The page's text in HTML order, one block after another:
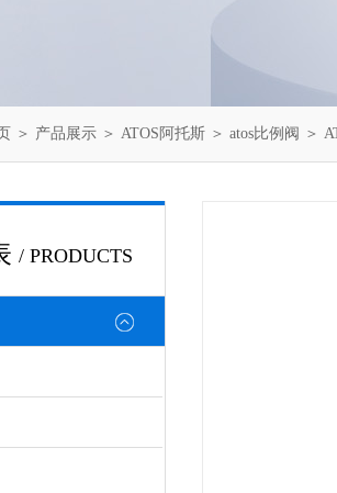
＞ 产品展示 ＞ ATOS阿托斯 ＞ atos比例阀 ＞
/ PRODUCTS